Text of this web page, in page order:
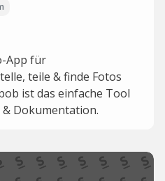
App für
teile & finde Fotos
ist das einfache Tool
Dokumentation.